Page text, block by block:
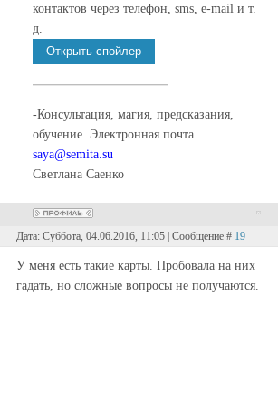
контактов через телефон, sms, e-mail и т.
д.
-Консультация, магия, предсказания,
обучение. Электронная почта
saya@semita.su
Светлана Саенко
Дата: Суббота, 04.06.2016, 11:05 | Сообщение # 19
У меня есть такие карты. Пробовала на них
гадать, но сложные вопросы не получаются.